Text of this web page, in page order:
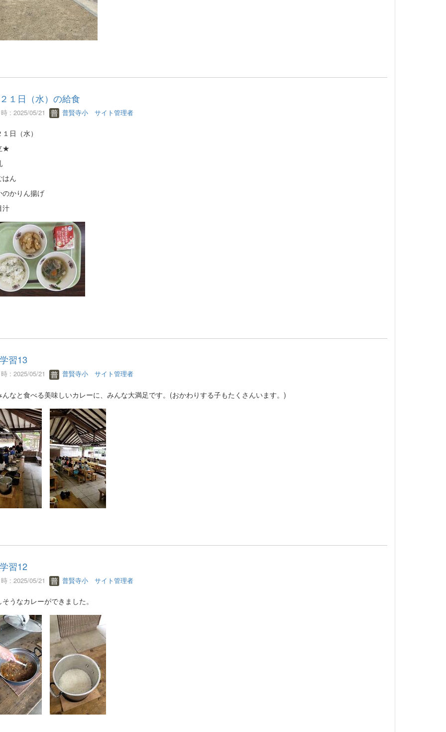
１日（水）の給食
: 2025/05/21 普賢寺小 サイト管理者
日（水）
★
はん
のかりん揚げ
汁
習13
: 2025/05/21 普賢寺小 サイト管理者
んなと食べる美味しいカレーに、みんな大満足です。(おかわりする子もたくさんいます。)
習12
: 2025/05/21 普賢寺小 サイト管理者
うなカレーができました。